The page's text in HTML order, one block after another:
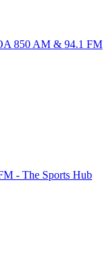
850 AM & 94.1 FM
- The Sports Hub